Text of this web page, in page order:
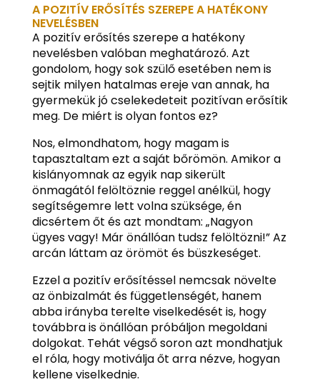
A POZITÍV ERŐSÍTÉS SZEREPE A HATÉKONY
NEVELÉSBEN
A pozitív erősítés szerepe a hatékony
nevelésben valóban meghatározó. Azt
gondolom, hogy sok szülő esetében nem is
sejtik milyen hatalmas ereje van annak, ha
gyermekük jó cselekedeteit pozitívan erősítik
meg. De miért is olyan fontos ez?
Nos, elmondhatom, hogy magam is
tapasztaltam ezt a saját bőrömön. Amikor a
kislányomnak az egyik nap sikerült
önmagától felöltöznie reggel anélkül, hogy
segítségemre lett volna szüksége, én
dicsértem őt és azt mondtam: „Nagyon
ügyes vagy! Már önállóan tudsz felöltözni!” Az
arcán láttam az örömöt és büszkeséget.
Ezzel a pozitív erősítéssel nemcsak növelte
az önbizalmát és függetlenségét, hanem
abba irányba terelte viselkedését is, hogy
továbbra is önállóan próbáljon megoldani
dolgokat. Tehát végső soron azt mondhatjuk
el róla, hogy motiválja őt arra nézve, hogyan
kellene viselkednie.